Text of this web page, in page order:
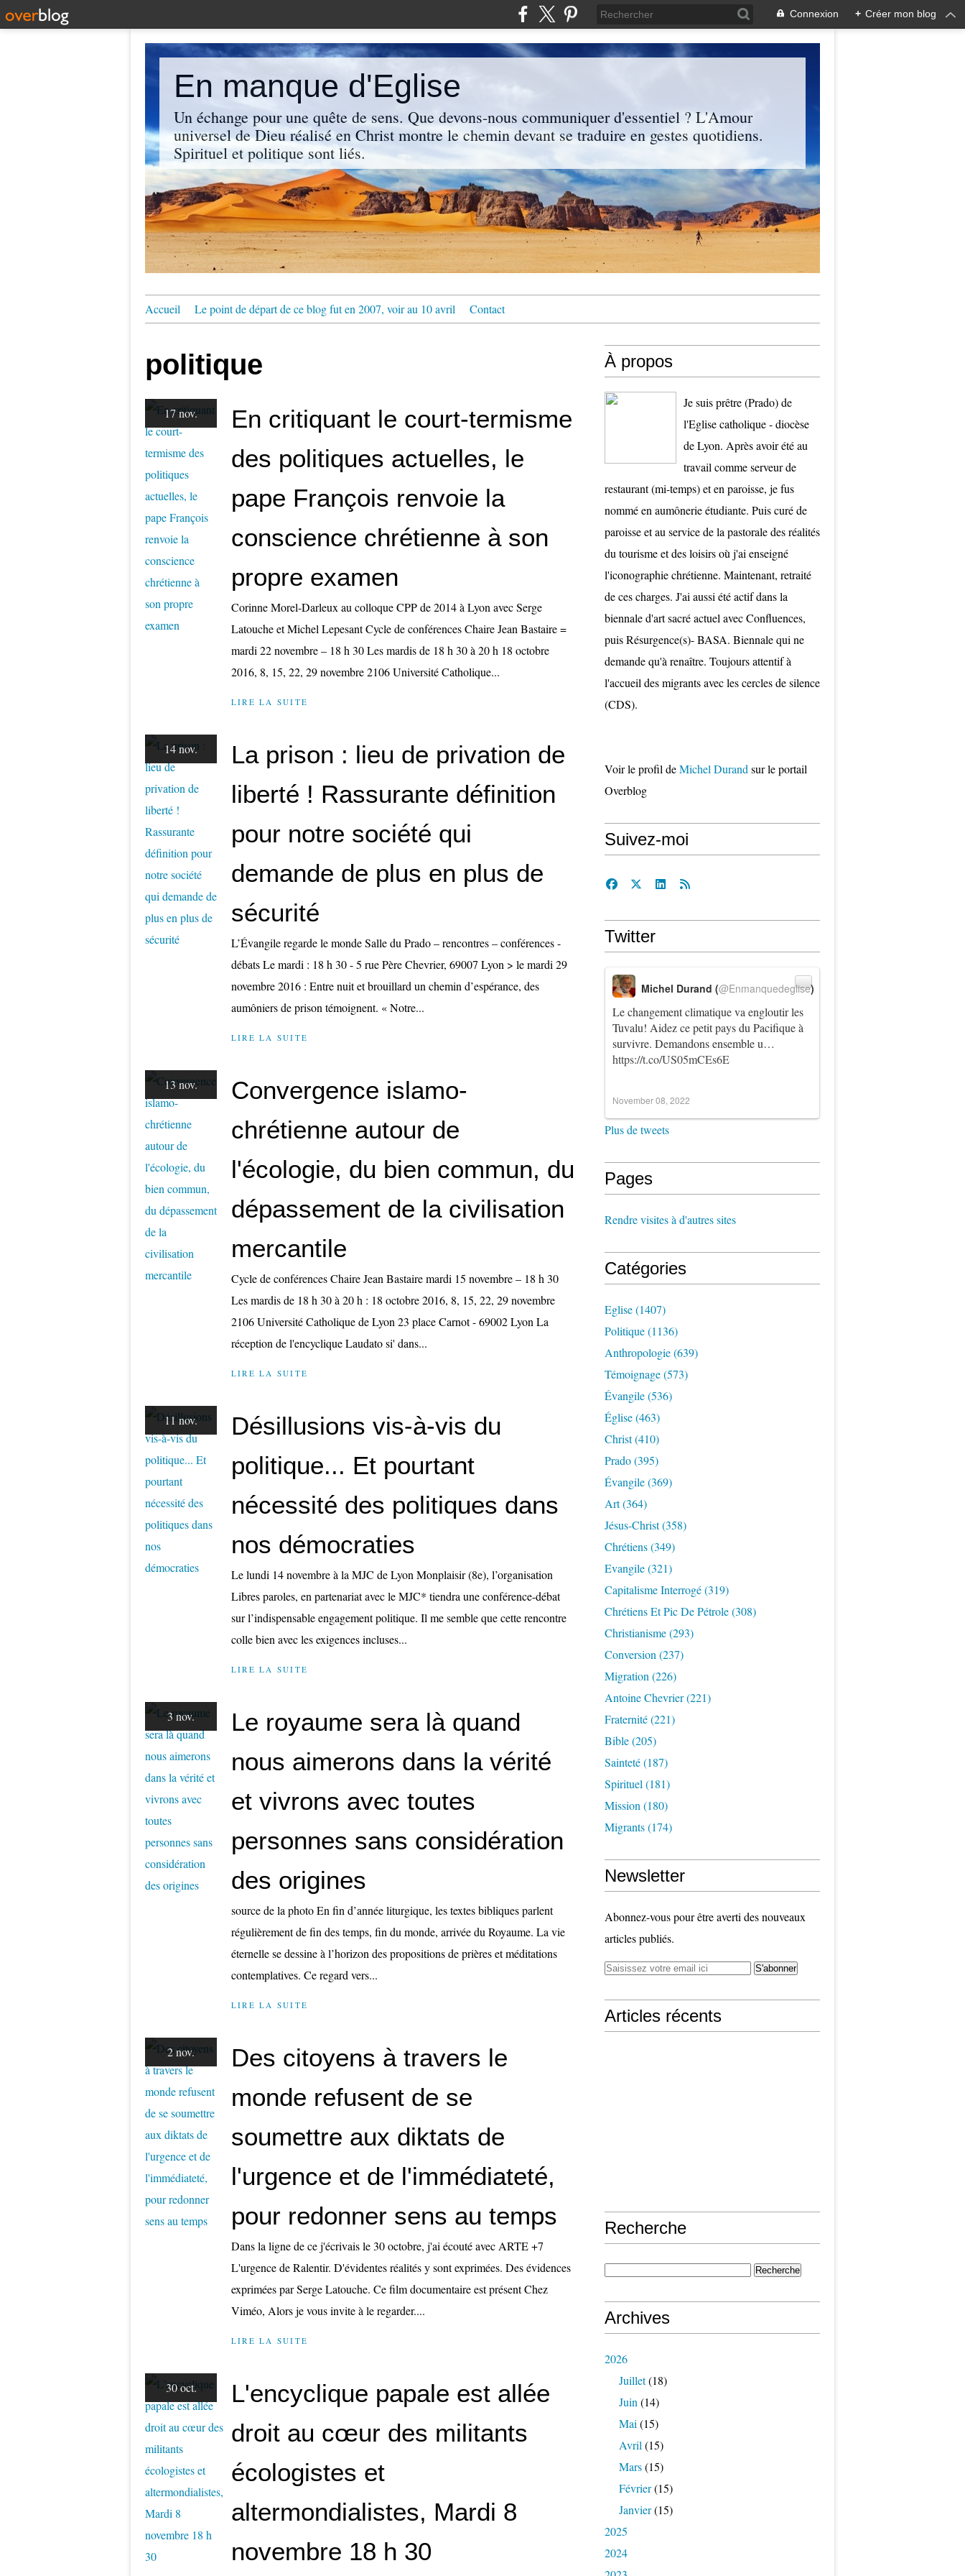
Connexion + Créer mon blog
En manque d'Eglise
Un échange pour une quête de sens. Que devons-nous communiquer d'essentiel ? L'Amour
universel de Dieu réalisé en Christ montre le chemin devant se traduire en gestes quotidiens.
Spirituel et politique sont liés.
Accueil Le point de départ de ce blog fut en 2007, voir au 10 avril Contact
politique
17 nov.
En critiquant le court-termisme
des politiques actuelles, le
pape François renvoie la
conscience chrétienne à son
propre examen
Corinne Morel-Darleux au colloque CPP de 2014 à Lyon avec Serge
Latouche et Michel Lepesant Cycle de conférences Chaire Jean Bastaire =
mardi 22 novembre – 18 h 30 Les mardis de 18 h 30 à 20 h 18 octobre
2016, 8, 15, 22, 29 novembre 2106 Université Catholique...
LIRE LA SUITE
14 nov.
La prison : lieu de privation de
liberté ! Rassurante définition
pour notre société qui
demande de plus en plus de
sécurité
L’Évangile regarde le monde Salle du Prado – rencontres – conférences -
débats Le mardi : 18 h 30 - 5 rue Père Chevrier, 69007 Lyon > le mardi 29
novembre 2016 : Entre nuit et brouillard un chemin d’espérance, des
aumôniers de prison témoignent. « Notre...
LIRE LA SUITE
13 nov.
Convergence islamo-
chrétienne autour de
l'écologie, du bien commun, du
dépassement de la civilisation
mercantile
Cycle de conférences Chaire Jean Bastaire mardi 15 novembre – 18 h 30
Les mardis de 18 h 30 à 20 h : 18 octobre 2016, 8, 15, 22, 29 novembre
2106 Université Catholique de Lyon 23 place Carnot - 69002 Lyon La
réception de l'encyclique Laudato si' dans...
LIRE LA SUITE
11 nov.
Désillusions vis-à-vis du
politique... Et pourtant
nécessité des politiques dans
nos démocraties
Le lundi 14 novembre à la MJC de Lyon Monplaisir (8e), l’organisation
Libres paroles, en partenariat avec le MJC* tiendra une conférence-débat
sur l’indispensable engagement politique. Il me semble que cette rencontre
colle bien avec les exigences incluses...
LIRE LA SUITE
3 nov.
Le royaume sera là quand
nous aimerons dans la vérité
et vivrons avec toutes
personnes sans considération
des origines
source de la photo En fin d’année liturgique, les textes bibliques parlent
régulièrement de fin des temps, fin du monde, arrivée du Royaume. La vie
éternelle se dessine à l’horizon des propositions de prières et méditations
contemplatives. Ce regard vers...
LIRE LA SUITE
2 nov.
Des citoyens à travers le
monde refusent de se
soumettre aux diktats de
l'urgence et de l'immédiateté,
pour redonner sens au temps
Dans la ligne de ce j'écrivais le 30 octobre, j'ai écouté avec ARTE +7
L'urgence de Ralentir. D'évidentes réalités y sont exprimées. Des évidences
exprimées par Serge Latouche. Ce film documentaire est présent Chez
Viméo, Alors je vous invite à le regarder....
LIRE LA SUITE
30 oct.
L'encyclique papale est allée
droit au cœur des militants
écologistes et
altermondialistes, Mardi 8
novembre 18 h 30
À propos
Je suis prêtre (Prado) de
l'Eglise catholique - diocèse
de Lyon. Après avoir été au
travail comme serveur de
restaurant (mi-temps) et en paroisse, je fus
nommé en aumônerie étudiante. Puis curé de
paroisse et au service de la pastorale des réalités
du tourisme et des loisirs où j'ai enseigné
l'iconographie chrétienne. Maintenant, retraité
de ces charges. J'ai aussi été actif dans la
biennale d'art sacré actuel avec Confluences,
puis Résurgence(s)- BASA. Biennale qui ne
demande qu'à renaître. Toujours attentif à
l'accueil des migrants avec les cercles de silence
(CDS).
Voir le profil deMichel Durand sur le portail
Overblog
Suivez-moi
Twitter
Le changement climatique va engloutir les
Tuvalu! Aidez ce petit pays du Pacifique à
survivre. Demandons ensemble u…
https://t.co/US05mCEs6E
Michel Durand (@Enmanquedeglise)
November 08, 2022
Plus de tweets
Pages
Rendre visites à d'autres sites
Catégories
Eglise(1407)
Politique(1136)
Anthropologie(639)
Témoignage(573)
Évangile(536)
Église(463)
Christ(410)
Prado(395)
Évangile(369)
Art(364)
Jésus-Christ(358)
Chrétiens(349)
Evangile(321)
Capitalisme Interrogé(319)
Chrétiens Et Pic De Pétrole(308)
Christianisme(293)
Conversion (237)
Migration (226)
Antoine Chevrier(221)
Fraternité(221)
Bible(205)
Sainteté(187)
Spirituel (181)
Mission (180)
Migrants(174)
Newsletter
Abonnez-vous pour être averti des nouveaux
articles publiés.
Articles récents
Recherche
Archives
2026
Juillet(18)
Juin (14)
Mai (15)
Avril (15)
Mars(15)
Février(15)
Janvier(15)
2025
2024